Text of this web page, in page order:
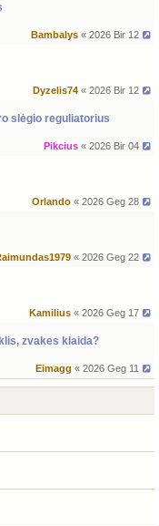
Bambalys « 2026 Bir 12
Dyzelis74 « 2026 Bir 12
slėgio reguliatorius
Pikcius « 2026 Bir 04
Orlando « 2026 Geg 28
« 2026 Geg 22
Kamilius « 2026 Geg 17
zvakes klaida?
Eimagg « 2026 Geg 11